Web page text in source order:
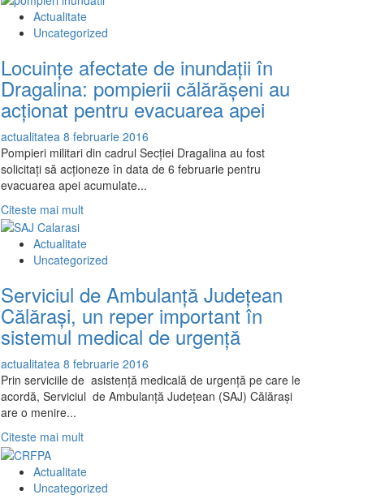
Actualitate
Uncategorized
Locuinţe afectate de inundaţii în
Dragalina: pompierii călărăşeni au
acţionat pentru evacuarea apei
actualitatea 8 februarie 2016
Pompieri militari din cadrul Secției Dragalina au fost
solicitaţi să acţioneze în data de 6 februarie pentru
evacuarea apei acumulate...
Citeste mai multRead
about
Locuinţe
de
inundaţii
în
Dragalina:
călărăşeni
au
acţionat
evacuarea
Actualitate
Uncategorized
Serviciul de Ambulanţă Judeţean
Călăraşi, un reper important în
sistemul medical de urgenţă
actualitatea 8 februarie 2016
Prin serviciile de asistenţă medicală de urgenţă pe care le
acordă, Serviciul de Ambulanţă Judeţean (SAJ) Călăraşi
are o menire...
Citeste mai multRead
about
Serviciul
Actualitate
Uncategorized